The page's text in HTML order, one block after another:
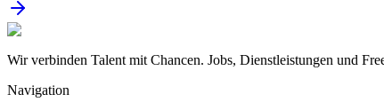
Wir verbinden Talent mit Chancen. Jobs, Dienstleistungen und
Navigation